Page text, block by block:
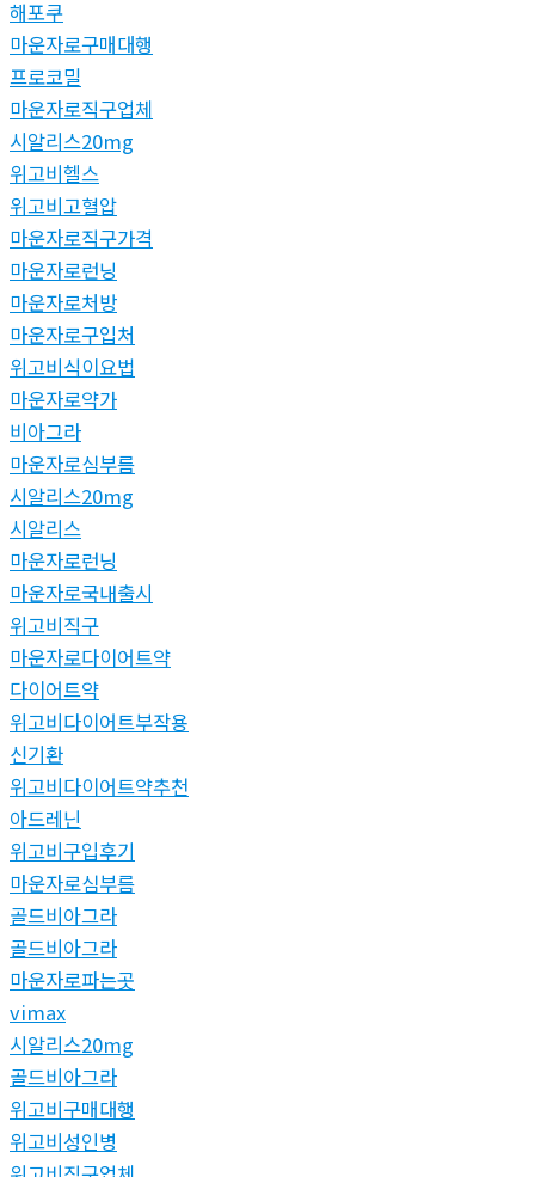
해포쿠
마운자로구매대행
프로코밀
마운자로직구업체
시알리스20mg
위고비헬스
위고비고혈압
마운자로직구가격
마운자로런닝
마운자로처방
마운자로구입처
위고비식이요법
마운자로약가
비아그라
마운자로심부름
시알리스20mg
시알리스
마운자로런닝
마운자로국내출시
위고비직구
마운자로다이어트약
다이어트약
위고비다이어트부작용
신기환
위고비다이어트약추천
아드레닌
위고비구입후기
마운자로심부름
골드비아그라
골드비아그라
마운자로파는곳
vimax
시알리스20mg
골드비아그라
위고비구매대행
위고비성인병